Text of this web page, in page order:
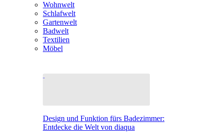
Wohnwelt
Schlafwelt
Gartenwelt
Badwelt
Textilien
Möbel
Design und Funktion fürs Badezimmer:
Entdecke die Welt von diaqua